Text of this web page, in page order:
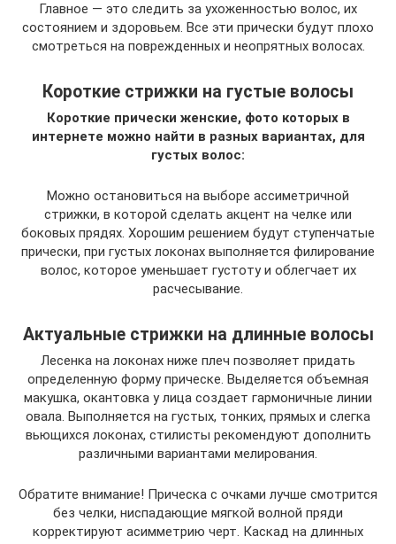
Главное — это следить за ухоженностью волос, их
состоянием и здоровьем. Все эти прически будут плохо
смотреться на поврежденных и неопрятных волосах.
Короткие стрижки на густые волосы
Короткие прически женские, фото которых в
интернете можно найти в разных вариантах, для
густых волос:
Можно остановиться на выборе ассиметричной
стрижки, в которой сделать акцент на челке или
боковых прядях. Хорошим решением будут ступенчатые
прически, при густых локонах выполняется филирование
волос, которое уменьшает густоту и облегчает их
расчесывание.
Актуальные стрижки на длинные волосы
Лесенка на локонах ниже плеч позволяет придать
определенную форму прическе. Выделяется объемная
макушка, окантовка у лица создает гармоничные линии
овала. Выполняется на густых, тонких, прямых и слегка
вьющихся локонах, стилисты рекомендуют дополнить
различными вариантами мелирования.
Обратите внимание! Прическа с очками лучше смотрится
без челки, ниспадающие мягкой волной пряди
корректируют асимметрию черт. Каскад на длинных